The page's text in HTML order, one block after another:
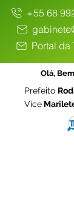
+55 68
Portal da
Olá,
Prefeito
Vice